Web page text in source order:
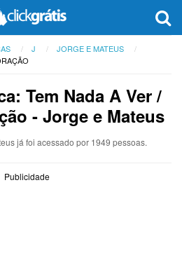
J
JORGE E MATEUS
Tem Nada A Ver /
- Jorge e Mateus
já foi acessado por 1949 pessoas.
Publicidade